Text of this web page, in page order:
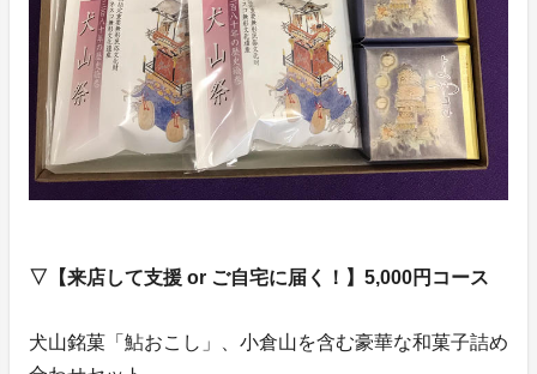
▽【来店して支援 or ご自宅に届く！】5,000円コース
犬山銘菓「鮎おこし」、小倉山を含む豪華な和菓子詰め